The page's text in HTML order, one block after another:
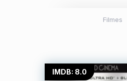
Filmes
IMDB: 8.0